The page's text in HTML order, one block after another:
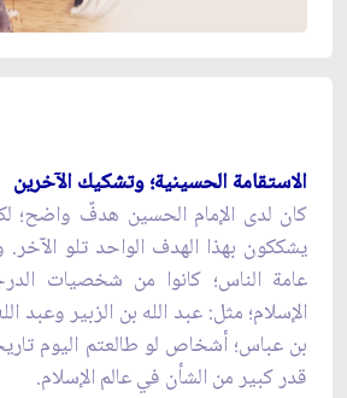
الاستقامة الحسينية؛ وتشكيك الآخرين
يشككون بهذا الهدف الواحد تلو الآخر.
عامة الناس؛ كانوا من شخصيات
الإسلام؛ مثل: عبد الله بن الزبير وعبد
بن عباس؛ أشخاص لو طالعتم اليوم
قدر كبير من الشأن في عالم الإسلام.